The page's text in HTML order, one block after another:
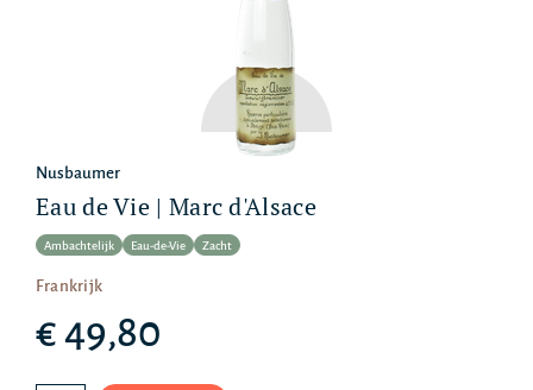
Nusbaumer
Eau de Vie | Marc d'Alsace
Ambachtelijk Eau-de-Vie Zacht
Frankrijk
€ 49,80